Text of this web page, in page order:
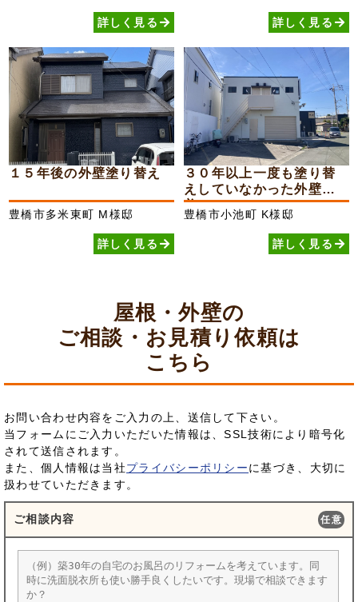
詳しく見る 詳しく見る
１５年後の外壁塗り替え
豊橋市多米東町 M様邸
詳しく見る
３０年以上一度も塗り替
えしていなかった外壁が
美...
豊橋市小池町 K様邸
詳しく見る
屋根・外壁の
ご相談・お見積り依頼は
こちら
お問い合わせ内容をご入力の上、送信して下さい。
当フォームにご入力いただいた情報は、SSL技術により暗号化
されて送信されます。
また、個人情報は当社プライバシーポリシーに基づき、大切に
扱わせていただきます。
ご相談内容 任意